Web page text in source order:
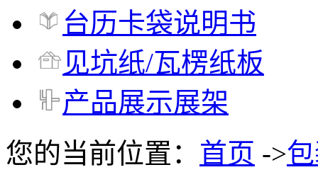
台历卡袋说明书
见坑纸/瓦楞纸板
产品展示展架
您的当前位置： 首页 ->